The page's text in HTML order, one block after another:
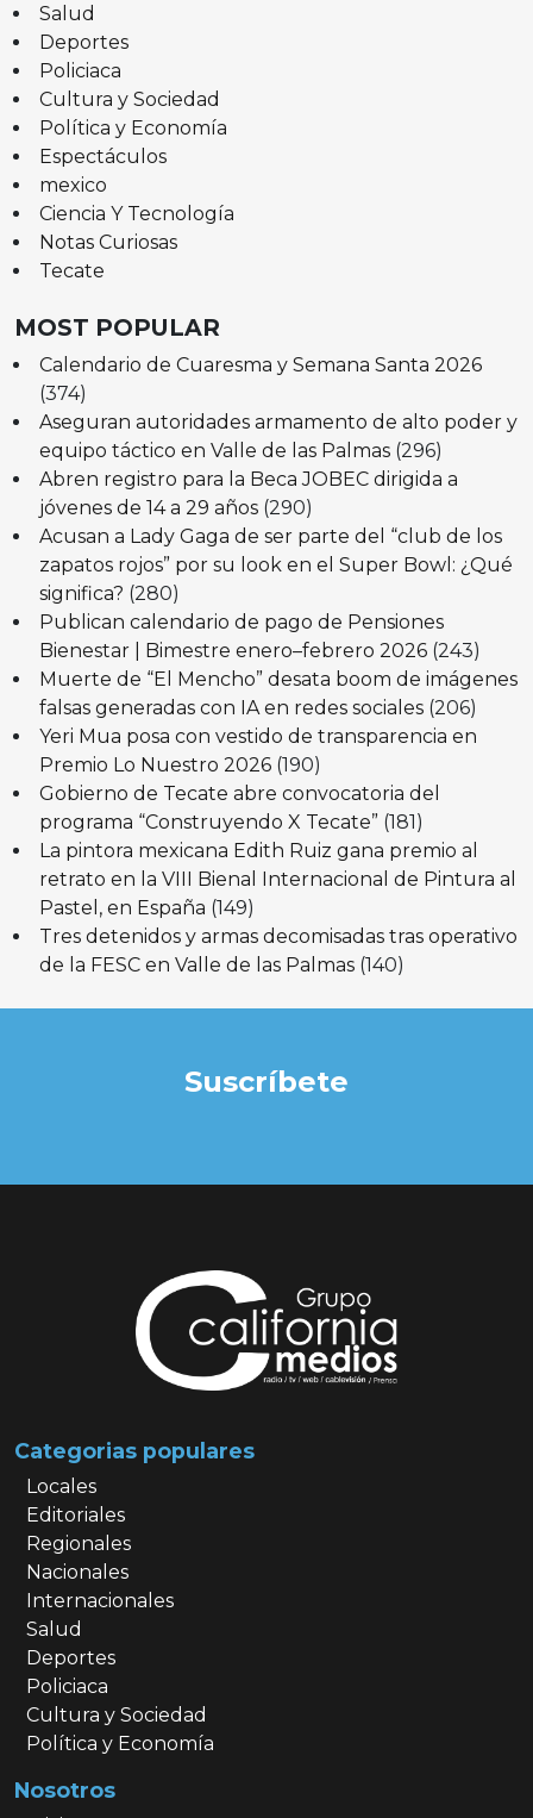
Salud
Deportes
Policiaca
Cultura y Sociedad
Política y Economía
Espectáculos
mexico
Ciencia Y Tecnología
Notas Curiosas
Tecate
MOST POPULAR
Calendario de Cuaresma y Semana Santa 2026
(374)
Aseguran autoridades armamento de alto poder y
equipo táctico en Valle de las Palmas (296)
Abren registro para la Beca JOBEC dirigida a
jóvenes de 14 a 29 años (290)
Acusan a Lady Gaga de ser parte del “club de los
zapatos rojos” por su look en el Super Bowl: ¿Qué
significa? (280)
Publican calendario de pago de Pensiones
Bienestar | Bimestre enero–febrero 2026 (243)
Muerte de “El Mencho” desata boom de imágenes
falsas generadas con IA en redes sociales (206)
Yeri Mua posa con vestido de transparencia en
Premio Lo Nuestro 2026 (190)
Gobierno de Tecate abre convocatoria del
programa “Construyendo X Tecate” (181)
La pintora mexicana Edith Ruiz gana premio al
retrato en la VIII Bienal Internacional de Pintura al
Pastel, en España (149)
Tres detenidos y armas decomisadas tras operativo
de la FESC en Valle de las Palmas (140)
Suscríbete
Categorias populares
Locales
Editoriales
Regionales
Nacionales
Internacionales
Salud
Deportes
Policiaca
Cultura y Sociedad
Política y Economía
Nosotros